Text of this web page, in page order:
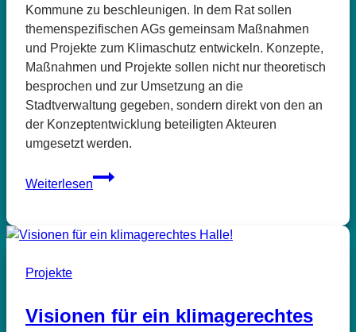
Kommune zu beschleunigen. In dem Rat sollen
themenspezifischen AGs gemeinsam Maßnahmen
und Projekte zum Klimaschutz entwickeln. Konzepte,
Maßnahmen und Projekte sollen nicht nur theoretisch
besprochen und zur Umsetzung an die
Stadtverwaltung gegeben, sondern direkt von den an
der Konzeptentwicklung beteiligten Akteuren
umgesetzt werden.
Weiterlesen
Klimaschutzrat
Halle
Projekte
Visionen für ein klimagerechtes